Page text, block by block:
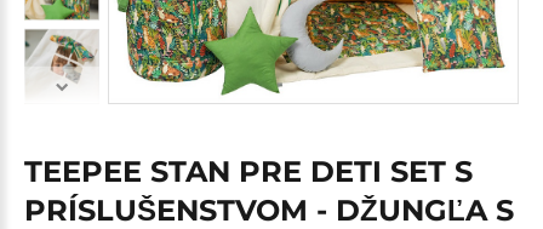
TEEPEE STAN PRE DETI SET S
PRÍSLUŠENSTVOM - DŽUNGĽA S